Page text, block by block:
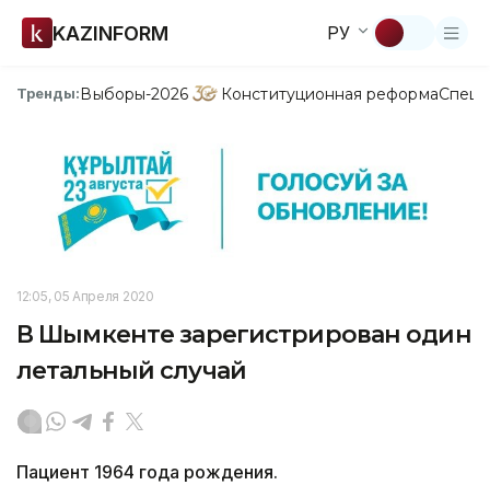
KAZINFORM РУ
Тренды:Выборы-2026 Конституционная реформа
12:05, 05 Апреля 2020
В Шымкенте зарегистрирован один
летальный случай
Пациент 1964 года рождения.